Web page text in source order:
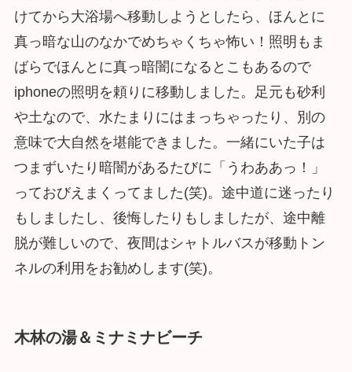
けてから大浴場へ移動しようとしたら、ほんとに
真っ暗な山のなかでめちゃくちゃ怖い！照明もま
ばらでほんとに真っ暗闇になるとこもあるので
iphoneの照明を頼りに移動しました。足元も砂利
や土なので、水たまりにはまっちゃったり、別の
意味で大自然を堪能できました。一緒にいた子は
つまずいたり暗闇があるたびに「うわああっ！」
っておびえまくってました(笑)。途中道に迷ったり
もしましたし、後悔したりもしましたが、途中離
脱が難しいので、夜間はシャトルバスが移動トン
ネルの利用をお勧めします(笑)。
木林の湯＆ミナミナビーチ